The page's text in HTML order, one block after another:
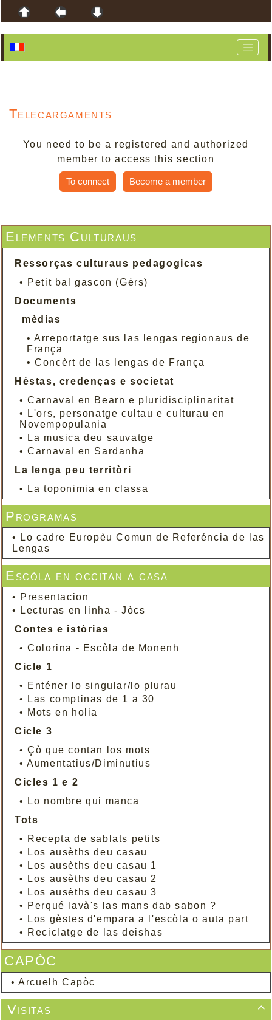
Elements Culturaus
Ressorças culturaus pedagogicas
• Petit bal gascon (Gèrs)
Documents
mèdias
•Arreportatge sus las lengas regionaus de
França
•Concèrt de las lengas de França
Hèstas, credenças e societat
•Carnaval en Bearn e pluridisciplinaritat
•
L'ors, personatge cultau e culturau en
Novempopulania
•
La musica deu sauvatge
•Carnaval en Sardanha
La lenga peu territòri
•
La toponimia en classa
Programas
•
Lo cadre Europèu Comun de Referéncia de las
Lengas
Escòla en occitan a casa
• Presentacion
•
Lecturas en linha - Jòcs
Contes e istòrias
•Colorina - Escòla de Monenh
Cicle 1
• Enténer lo singular/lo plurau
•
Las comptinas de 1 a 30
• Mots en holia
Cicle 3
•Çò que contan los mots
•Aumentatius/Diminutius
Cicles 1 e 2
•
Lo nombre qui manca
Tots
• Recepta de sablats petits
•
Los ausèths deu casau
•
Los ausèths deu casau 1
•
Los ausèths deu casau 2
•
Los ausèths deu casau 3
• Perqué lavà's las mans dab sabon ?
•
Los gèstes d'empara a l'escòla o auta part
• Reciclatge de las deishas
Telecargaments
You need to be a registered and authorized
member to access this section
To connect Become a member
CAPÒC
•Arcuelh Capòc

Visitas